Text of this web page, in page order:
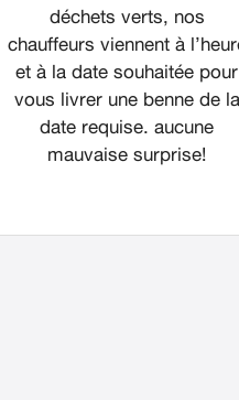
déchets verts, nos
chauffeurs viennent à
et à la date souhaitée pour
vous livrer une benne de la
date requise. aucune
mauvaise surprise!